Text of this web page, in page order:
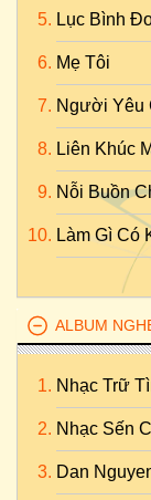
Lục Bình
Mẹ Tôi
Người Yêu
Liên Khúc
Nỗi Buồn
Làm Gì Có
ALBUM
Nhạc Trữ
Nhạc Sến
Dan